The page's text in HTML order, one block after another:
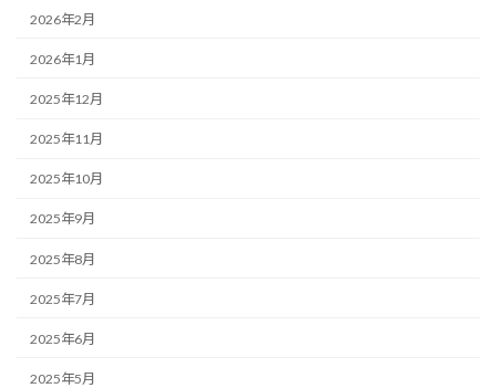
2026年2月
2026年1月
2025年12月
2025年11月
2025年10月
2025年9月
2025年8月
2025年7月
2025年6月
2025年5月